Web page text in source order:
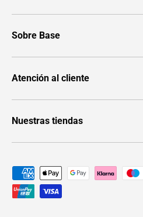
Sobre Base
Atención al cliente
Nuestras tiendas
Formas de pago aceptadas